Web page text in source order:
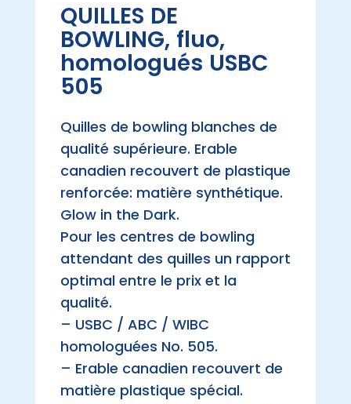
QUILLES DE
BOWLING, fluo,
homologués USBC
505
Quilles de bowling blanches de
qualité supérieure. Erable
canadien recouvert de plastique
renforcée: matière synthétique.
Glow in the Dark.
Pour les centres de bowling
attendant des quilles un rapport
optimal entre le prix et la
qualité.
– USBC / ABC / WIBC
homologuées No. 505.
– Erable canadien recouvert de
matière plastique spécial.